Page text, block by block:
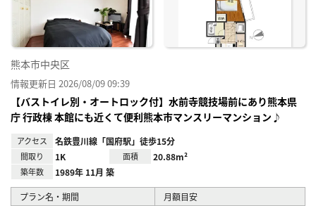
熊本市中央区
情報更新日 2026/08/09 09:39
【バストイレ別・オートロック付】水前寺競技場前にあり熊本県
庁 行政棟 本館にも近くて便利熊本市マンスリーマンション♪
アクセス 名鉄豊川線「国府駅」徒歩15分
間取り 1K 面積 20.88m²
築年数 1989年 11月 築
プラン名・期間
月額目安